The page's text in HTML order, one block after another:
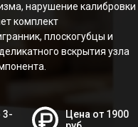
нарушение калибровки
комплект
плоскогубцы и
вскрытия узла
3-
Цена от 1900